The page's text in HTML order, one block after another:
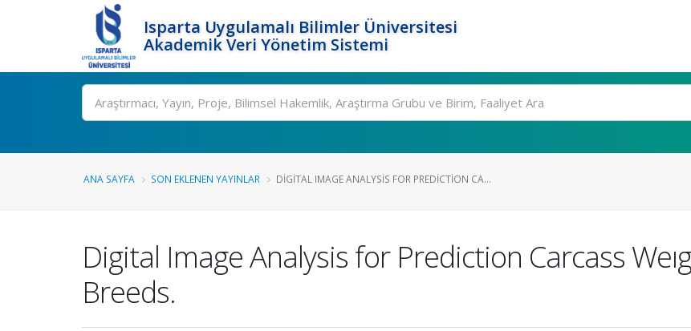
Isparta Uygulamalı Bilimler Üniversitesi
Akademik Veri Yönetim Sistemi
Ara
ANA SAYFA SON EKLENEN YAYINLAR DIGITAL IMAGE ANALYSIS FOR PREDICTION CA...
Digital Image Analysis for Prediction Carcass
Breeds.